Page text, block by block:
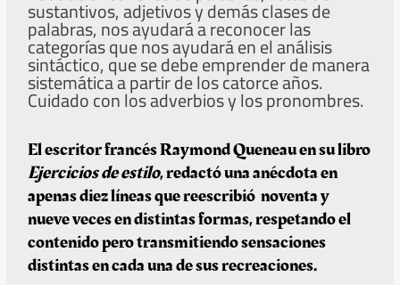
sustantivos, adjetivos y demás clases de
palabras, nos ayudará a reconocer las
categorías que nos ayudará en el análisis
sintáctico, que se debe emprender de manera
sistemática a partir de los catorce años.
Cuidado con los adverbios y los pronombres.
El escritor francés Raymond Queneau en su libro
Ejercicios de estilo, redactó una anécdota en
apenas diez líneas que reescribió noventa y
nueve veces en distintas formas, respetando el
contenido pero transmitiendo sensaciones
distintas en cada una de sus recreaciones.